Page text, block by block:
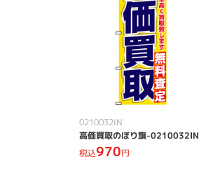
0210032IN
高価買取のぼり旗-0210032IN
税込970円